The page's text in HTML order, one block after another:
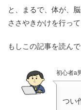
と、まるで、体が、
ささやきかけを行って
もしこの記事を読ん
初心者a
つい